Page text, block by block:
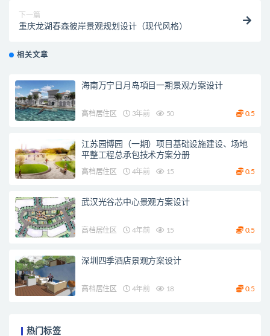
下一篇
重庆龙湖春森彼岸景观规划设计（现代风格）
相关文章
海南万宁日月岛項目一期景观方案设计
高档居住区 3年前 50 0.5
江苏园博园（一期）项目基础设施建设、场地
平整工程总承包技术方案分册
高档居住区 4年前 15 0.5
武汉光谷芯中心景观方案设计
高档居住区 4年前 15 0.5
深圳四季酒店景观方案设计
高档居住区 4年前 18 0.5
热门标签